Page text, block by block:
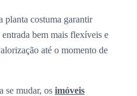
planta costuma garantir
bem mais flexíveis e
até o momento de
se mudar, os imóveis